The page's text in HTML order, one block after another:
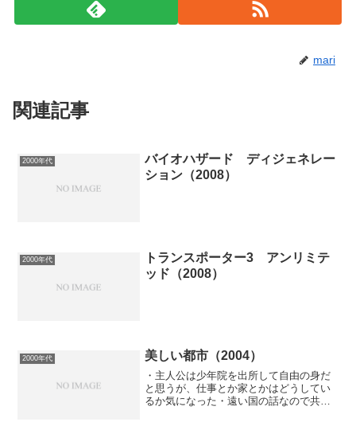
mari
関連記事
2000年代
バイオハザード ディジェネレー
ション（2008）
2000年代
トランスポーター3 アンリミテ
ッド（2008）
2000年代 美しい都市（2004）
・主人公は少年院を出所して自由の身だ
と思うが、仕事とか家とかはどうしてい
るか気になった・遠い国の話なので共感